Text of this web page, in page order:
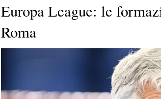
Europa League: le
Roma